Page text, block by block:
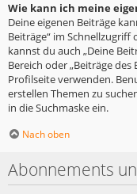
Wie kann ich meine
Deine eigenen Beiträge
Beiträge“ im
kannst du auch „Deine
Bereich oder „Beiträge
Profilseite verwenden.
erstellen Themen zu
in die Suchmaske ein.
Nach oben
Abonnements